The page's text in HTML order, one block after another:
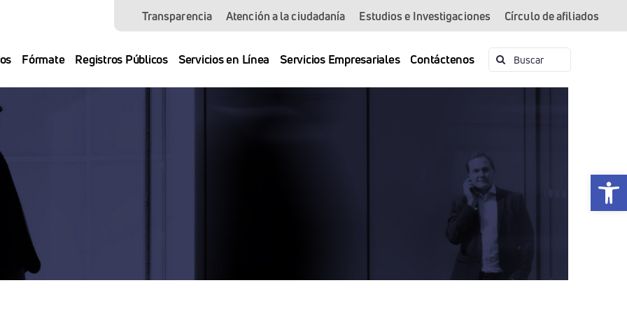
Abrir
Transparencia Atención a la ciudadanía Estudios e Investigaciones Círculo de afiliados
Fórmate Registros Públicos Servicios en Línea Servicios Empresariales Contáctenos Buscar: